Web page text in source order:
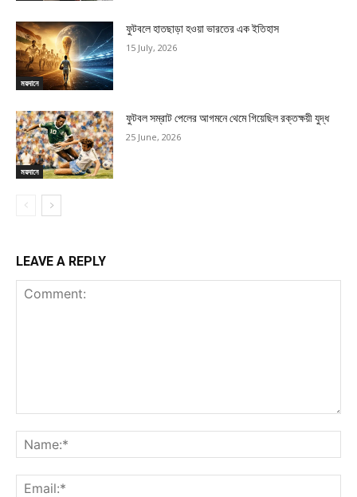
ময়দানে
ফুটবলে হাতছাড়া হওয়া ভারতের এক ইতিহাস
15 July, 2026
ময়দানে
ফুটবল সম্রাট পেলের আগমনে থেমে গিয়েছিল রক্তক্ষয়ী যুদ্ধ
25 June, 2026
LEAVE A REPLY